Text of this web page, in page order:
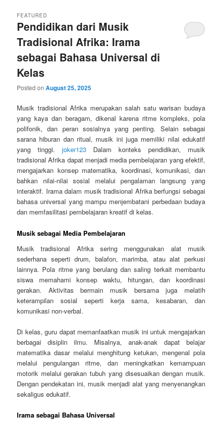
Pendidikan dari Musik
Tradisional Afrika: Irama
sebagai Bahasa Universal di
Kelas
FEATURED
Posted onAugust 25, 2025
Musik tradisional Afrika merupakan salah satu warisan budaya
yang kaya dan beragam, dikenal karena ritme kompleks, pola
polifonik, dan peran sosialnya yang penting. Selain sebagai
sarana hiburan dan ritual, musik ini juga memiliki nilai edukatif
yang tinggi.joker123 Dalam konteks pendidikan, musik
tradisional Afrika dapat menjadi media pembelajaran yang efektif,
mengajarkan konsep matematika, koordinasi, komunikasi, dan
bahkan nilai-nilai sosial melalui pengalaman langsung yang
interaktif. Irama dalam musik tradisional Afrika berfungsi sebagai
bahasa universal yang mampu menjembatani perbedaan budaya
dan memfasilitasi pembelajaran kreatif di kelas.
Musik sebagai Media Pembelajaran
Musik tradisional Afrika sering menggunakan alat musik
sederhana seperti drum, balafon, marimba, atau alat perkusi
lainnya. Pola ritme yang berulang dan saling terkait membantu
siswa memahami konsep waktu, hitungan, dan koordinasi
gerakan. Aktivitas bermain musik bersama juga melatih
keterampilan sosial seperti kerja sama, kesabaran, dan
komunikasi non-verbal.
Di kelas, guru dapat memanfaatkan musik ini untuk mengajarkan
berbagai disiplin ilmu. Misalnya, anak-anak dapat belajar
matematika dasar melalui menghitung ketukan, mengenal pola
melalui pengulangan ritme, dan meningkatkan kemampuan
motorik melalui gerakan tubuh yang disesuaikan dengan musik.
Dengan pendekatan ini, musik menjadi alat yang menyenangkan
sekaligus edukatif.
Irama sebagai Bahasa Universal